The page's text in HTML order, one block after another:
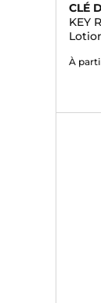
CLÉ
KEY
À